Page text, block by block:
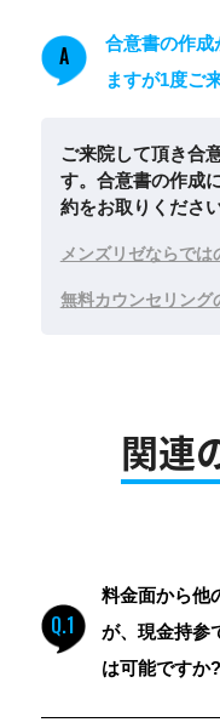
A
合意書の作成
ますが1度ご
ご来院して頂き合
す。合意書の作成
約をお取りください
メンズリゼならで
無料カウンセリング
関連
Q.1
料金面から他
が、現金持参
は可能ですか?